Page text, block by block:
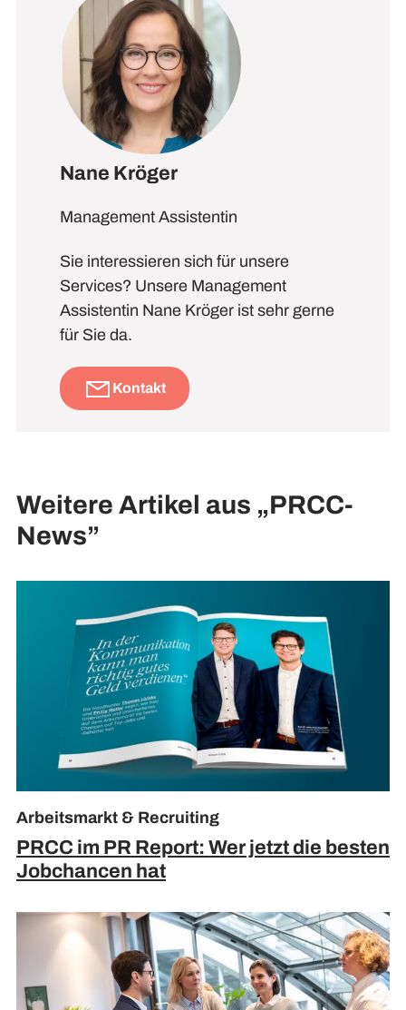
Nane Kröger
Management Assistentin
Sie interessieren sich für unsere
Services? Unsere Management
Assistentin Nane Kröger ist sehr gerne
für Sie da.
Kontakt
Weitere Artikel aus „PRCC-
News”
Arbeitsmarkt & Recruiting
PRCC im PR Report: Wer jetzt die besten
Jobchancen hat